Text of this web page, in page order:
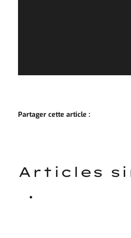
Partager cette article :
Articles